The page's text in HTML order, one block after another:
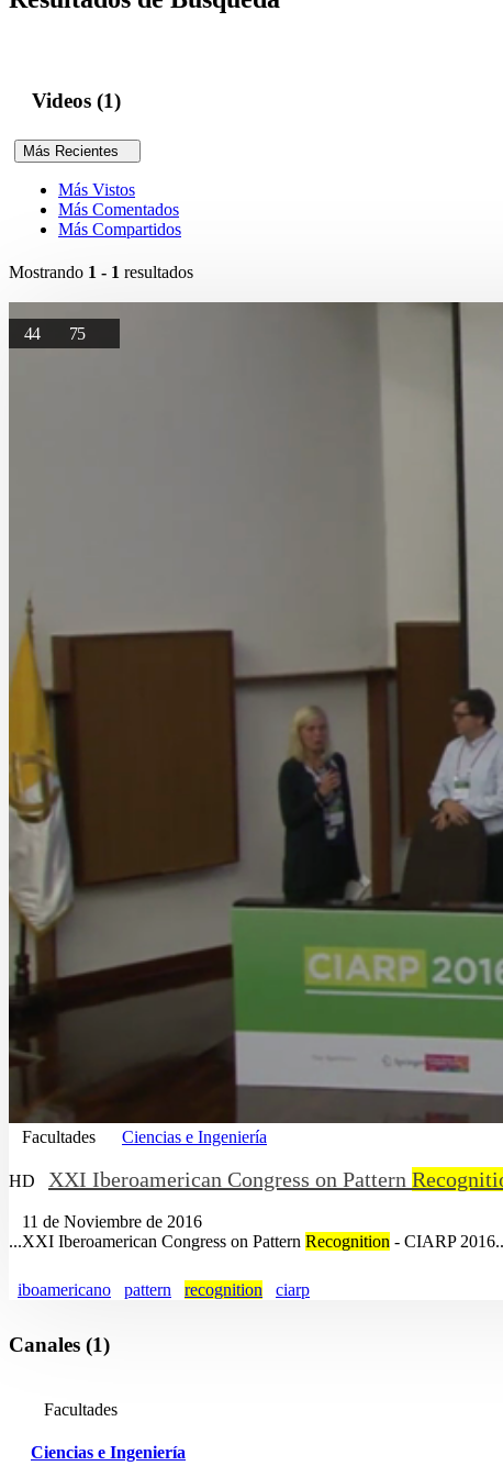
Videos (1)
Más Recientes
Más Vistos
Más Comentados
Más Compartidos
Mostrando 1 - 1 resultados
44 75
Facultades Ciencias e Ingeniería
HD XXI Iberoamerican Congress on Pattern
11 de Noviembre de 2016
...XXI Iberoamerican Congress on Pattern Recognition - CIARP
iboamericano pattern recognition ciarp
Canales (1)
Facultades
Ciencias e Ingeniería